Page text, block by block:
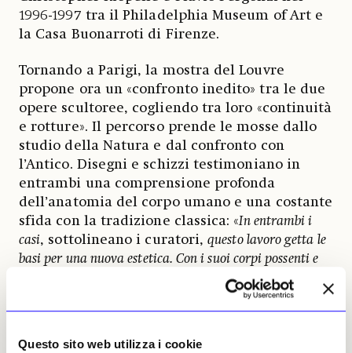
Questo sito web utilizza i cookie
1996-1997 tra il Philadelphia Museum of Art e
la Casa Buonarroti di Firenze.
Tornando a Parigi, la mostra del Louvre
propone ora un «confronto inedito» tra le due
opere scultoree, cogliendo tra loro «continuità
e rotture». Il percorso prende le mosse dallo
studio della Natura e dal confronto con
l’Antico. Disegni e schizzi testimoniano in
entrambi una comprensione profonda
dell’anatomia del corpo umano e una costante
sfida con la tradizione classica: «In entrambi i
casi, sottolineano i curatori,questo lavoro getta le
basi per una nuova estetica. Con i suoi corpi possenti e
allungati, senza esitare a mescolare elementi maschili e
femminili, Michelangelo inventa la buona maniera.
Rodin abolisce l’aspetto realistico dei corpi,